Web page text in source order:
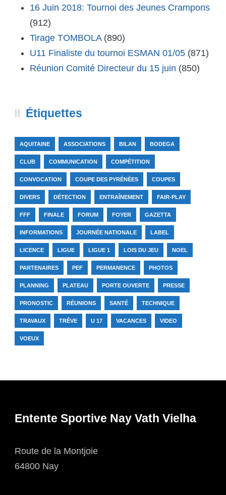
16 Juin 2018: Tournoi des Jeunes Crampons
(912)
Tirage TOMBOLA (890)
U11 Finaliste du tournoi ESMAN 01/05 (871)
Réunion Comité Directeur du 15 juin (850)
Étiquettes
AQUITAINE ASSOCIATIONS BILAN BODEGA
CLUB COMMUNICATION COMPÉTITION
CONVOCATION COUPE DES PYRÉNÉES COUPES
DIVERS DÉTECTION ENTRAÎNEMENT FAIR-PLAY
FFF FINALE FORUM FOYER GAZETTA
INFORMATIONS JOURNÉE NATIONALE LABEL
LICENCE LIGUE LIGUE 1 LOIS DU JEU NOEL
PARTENAIRES PEF PERMANENCE PHOTOS
PLANNING PLATEAU PORTE OUVERTE PRESSE
PRONOSTIC RÉUNIONS SANTÉ TECHNIQUE
TRAVAUX TRÊVE U 17 VACANCES VIDEO
VOEUX
Entente Sportive Nay Vath Vielha
Route de la Montjoie
64800 Nay